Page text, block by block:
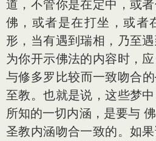
道，不管你是在定中，或
佛，或者是在打坐，或者
形，当有遇到瑞相，乃至
为你开示佛法的内容时，
与修多罗比较而一致吻合
至教。也就是说，这些梦
所知的一切内涵，是要与
圣教内涵吻合一致的。如